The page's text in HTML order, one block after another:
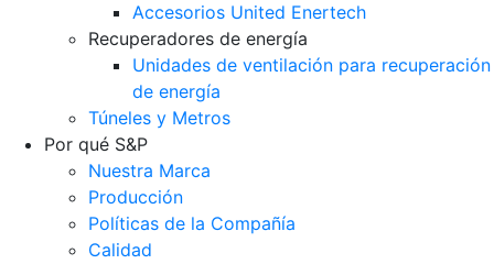
Accesorios United Enertech
Recuperadores de energía
Unidades de ventilación para recuperación
de energía
Túneles y Metros
Por qué S&P
Nuestra Marca
Producción
Políticas de la Compañía
Calidad